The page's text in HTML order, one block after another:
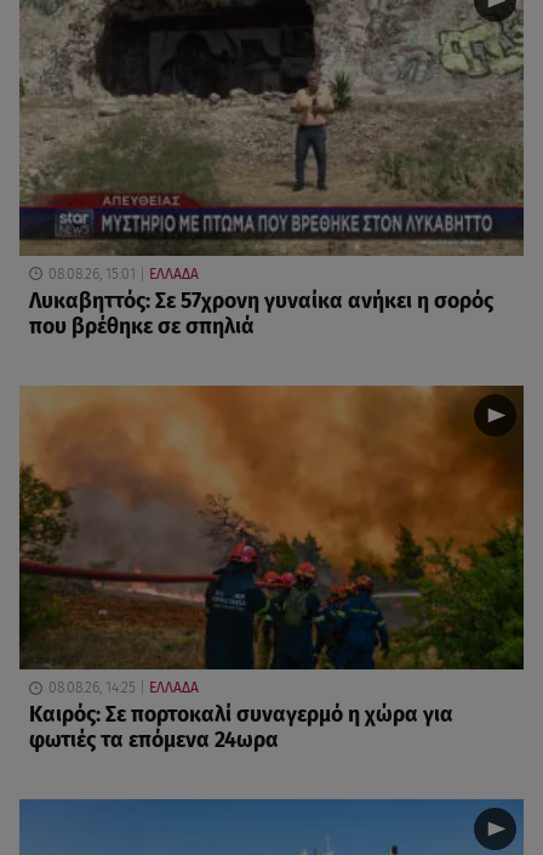
08.08.26, 15:01 ΕΛΛΑΔΑ
Λυκαβηττός: Σε 57χρονη γυναίκα ανήκει η σορός
που βρέθηκε σε σπηλιά
08.08.26, 14:25 ΕΛΛΑΔΑ
Καιρός: Σε πορτοκαλί συναγερμό η χώρα για
φωτιές τα επόμενα 24ωρα